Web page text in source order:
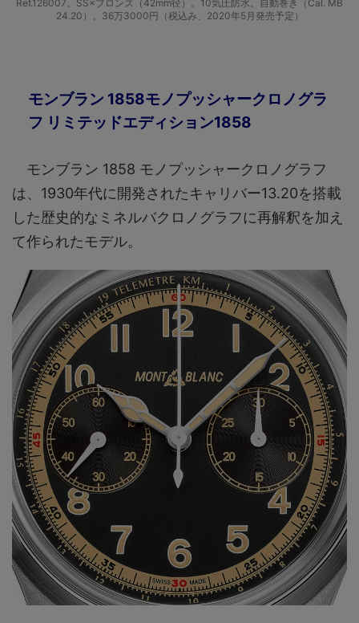
Ref.126007。SS×ブロンズ（42mm径）。10気圧防水。自動巻き（Cal. MB
24.20）。36万3000円（税込み、2020年5月発売予定）
モンブラン 1858モノプッシャークロノグラ
フ リミテッドエディション1858
モンブラン 1858 モノプッシャークロノグラフ
は、1930年代に開発されたキャリバー13.20を搭載
した歴史的なミネルバクロノグラフに再解釈を加え
て作られたモデル。